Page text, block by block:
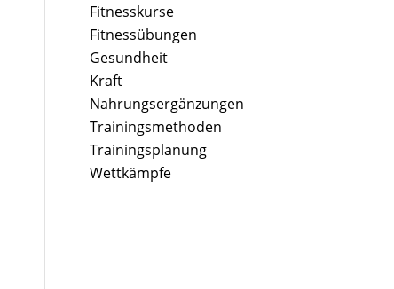
Fitnesskurse
Fitnessübungen
Gesundheit
Kraft
Nahrungsergänzungen
Trainingsmethoden
Trainingsplanung
Wettkämpfe